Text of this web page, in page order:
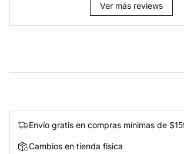
Ver más reviews
Envío gratis en compras mínimas de
Cambios en tienda física